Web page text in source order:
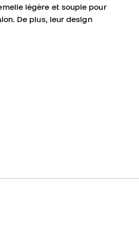
légère et souple pour
De plus, leur design